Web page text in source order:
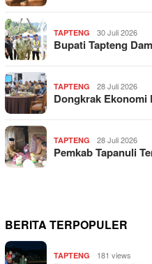
TAPTENG 30 Juli 2026
Bupati Tapteng
TAPTENG 28 Juli 2026
Dongkrak
TAPTENG 28 Juli 2026
Pemkab Tapanuli
BERITA TERPOPULER
TAPTENG 181 views